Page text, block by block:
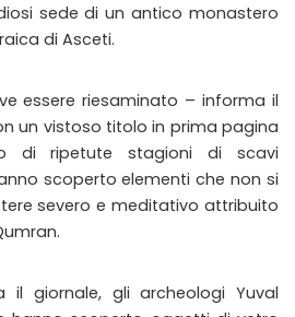
sede di un antico monastero
di Asceti.
essere riesaminato – informa il
un vistoso titolo in prima pagina
di ripetute stagioni di scavi
scoperto elementi che non si
severo e meditativo attribuito
il giornale, gli archeologi Yuval